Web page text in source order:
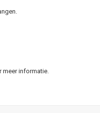
meer informatie.